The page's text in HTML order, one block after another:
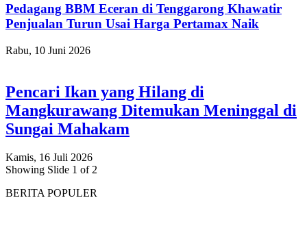
Pedagang BBM Eceran di Tenggarong Khawatir
Penjualan Turun Usai Harga Pertamax Naik
Rabu, 10 Juni 2026
Pencari Ikan yang Hilang di
Mangkurawang Ditemukan Meninggal di
Sungai Mahakam
Kamis, 16 Juli 2026
Showing Slide 1 of 2
BERITA POPULER